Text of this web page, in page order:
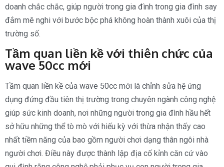
doanh chắc chắc, giúp người trong gia đình trong gia đình say
đắm mê nghi với bước bộc phá không hoàn thành xuôi của thị
trường số.
Tầm quan liền kề với thiên chức của
wave 50cc mới
Tầm quan liền kề của wave 50cc mới là chỉnh sửa hệ ứng
dụng đứng đầu tiên thị trường trong chuyên ngành công nghệ
giúp sức kinh doanh, nơi những người trong gia đình hầu hết
sở hữu những thể tò mò với hiếu kỳ với thừa nhận thấy cao
nhất tiềm năng của bao gồm người chơi dạng thân ngôi nhà
người chơi. Điều này được thành lập địa cố kỉnh căn cứ vào